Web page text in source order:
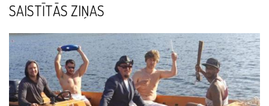
SAISTĪTĀS ZIŅAS